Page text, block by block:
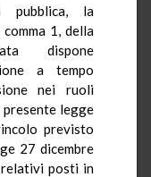
pubblica, la
1, della
dispone
a tempo
nei ruoli
legge
previsto
27 dicembre
relativi posti in